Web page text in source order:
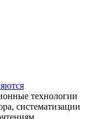
технологии
систематизации